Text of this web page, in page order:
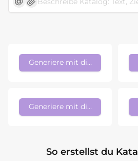
Generiere mit diesem Stil
Generiere mit diesem Stil
So erstellst du